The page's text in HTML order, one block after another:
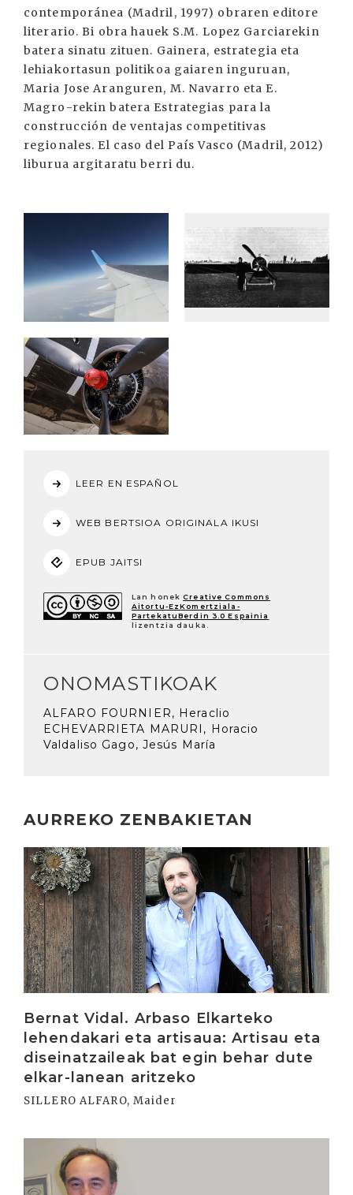
contemporánea (Madril, 1997) obraren editore
literario. Bi obra hauek S.M. Lopez Garciarekin
batera sinatu zituen. Gainera, estrategia eta
lehiakortasun politikoa gaiaren inguruan,
Maria Jose Aranguren, M. Navarro eta E.
Magro-rekin batera Estrategias para la
construcción de ventajas competitivas
regionales. El caso del País Vasco (Madril, 2012)
liburua argitaratu berri du.
LEER EN ESPAÑOL
WEB BERTSIOA ORIGINALA IKUSI
EPUB JAITSI
Lan honek Creative Commons
Aitortu-EzKomertziala-
PartekatuBerdin 3.0 Espainia
lizentzia dauka.
ONOMASTIKOAK
ALFARO FOURNIER, Heraclio
ECHEVARRIETA MARURI, Horacio
Valdaliso Gago, Jesús María
AURREKO ZENBAKIETAN
Bernat Vidal. Arbaso Elkarteko
lehendakari eta artisaua: Artisau eta
diseinatzaileak bat egin behar dute
elkar-lanean aritzeko
SILLERO ALFARO, Maider
Irakurri
Irakurri